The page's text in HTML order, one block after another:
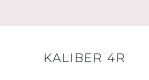
nazwał "Seikosha". W
doskonały, minutowy
KALIBER 4R